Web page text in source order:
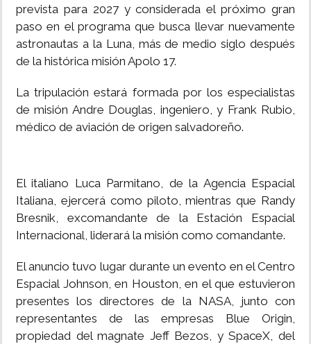
prevista para 2027 y considerada el próximo gran
paso en el programa que busca llevar nuevamente
astronautas a la Luna, más de medio siglo después
de la histórica misión Apolo 17.
La tripulación estará formada por los especialistas
de misión Andre Douglas, ingeniero, y Frank Rubio,
médico de aviación de origen salvadoreño.
El italiano Luca Parmitano, de la Agencia Espacial
Italiana, ejercerá como piloto, mientras que Randy
Bresnik, excomandante de la Estación Espacial
Internacional, liderará la misión como comandante.
El anuncio tuvo lugar durante un evento en el Centro
Espacial Johnson, en Houston, en el que estuvieron
presentes los directores de la NASA, junto con
representantes de las empresas Blue Origin,
propiedad del magnate Jeff Bezos, y SpaceX, del